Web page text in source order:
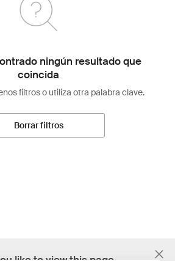
ningún resultado que
coincida
filtros o utiliza otra palabra clave.
Borrar filtros